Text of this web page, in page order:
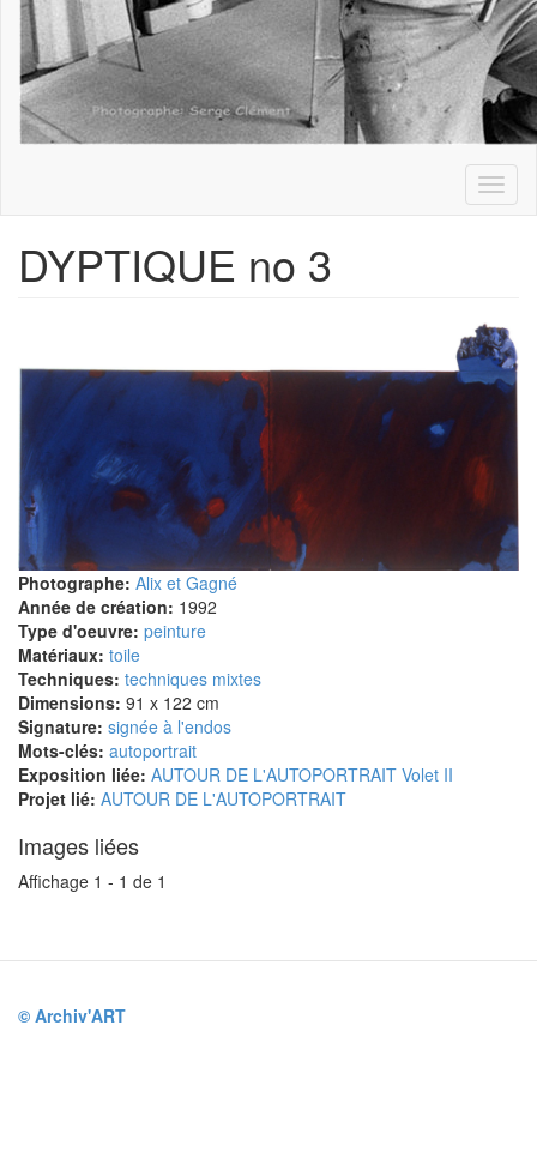
DYPTIQUE no 3
Photographe: Alix et Gagné
Année de création: 1992
Type d'oeuvre: peinture
Matériaux: toile
Techniques: techniques mixtes
Dimensions: 91 x 122 cm
Signature: signée à l'endos
Mots-clés: autoportrait
Exposition liée: AUTOUR DE L'AUTOPORTRAIT Volet II
Projet lié: AUTOUR DE L'AUTOPORTRAIT
Images liées
Affichage 1 - 1 de 1
© Archiv'ART